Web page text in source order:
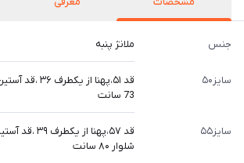
جنس ملانژ پنبه
سایز۵۰
73 سانت
سایز۵۵
شلوار ۸۰ سانت